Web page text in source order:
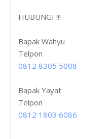
HUBUNGI !!!
Bapak Wahyu
Telpon
0812 8305 5008
Bapak Yayat
Telpon
0812 1803 6086